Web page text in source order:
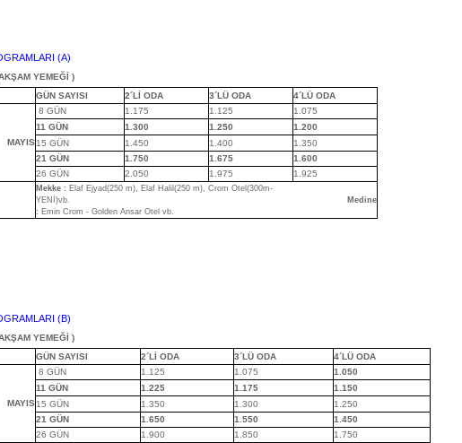
(A)
YEMEĞİ )
GÜN SAYISI 2´Lİ ODA 3´LÜ ODA 4´LÜ ODA
MAYIS
8 GÜN 1.175 1.125
1.075
11 GÜN
1.300 1.250
1.200
15 GÜN
1.450 1.400
1.350
21 GÜN
1.750 1.675
1.600
26 GÜN
2.050 1.975 1.925
Mekke : Elaf Ejyad(250 m), Elaf Halil(250 m), Crom Otel(300m-
YENİ)vb.
Medine
: Emin Crom - Golden Ansar Otel vb.
(B)
YEMEĞİ )
GÜN SAYISI 2´Lİ ODA 3´LÜ ODA 4´LÜ ODA
MAYIS
8 GÜN 1.125 1.075
1.050
11 GÜN
1.225 1.175
1.150
15 GÜN
1.350 1.300
1.250
21 GÜN
1.650 1.550
1.450
26 GÜN
1.900 1.850 1.750